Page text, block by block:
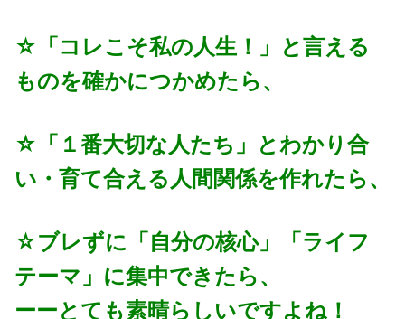
☆「コレこそ私の人生！」と言える
ものを確かにつかめたら、
☆「１番大切な人たち」とわかり合
い・育て合える人間関係を作れたら、
☆ブレずに「自分の核心」「ライフ
テーマ」に集中できたら、
ーーとても素晴らしいですよね！